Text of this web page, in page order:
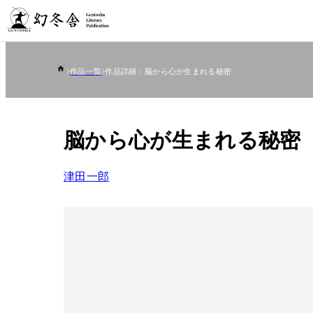
作品一覧 作品詳細：脳から心が生まれる秘密
脳から心が生まれる秘密
津田一郎